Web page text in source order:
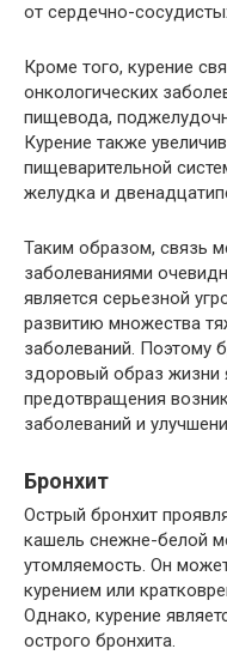
от сердечно-
Кроме того, курение
онкологических
пищевода,
Курение также
пищеварительной
желудка и
Таким образом, связь
заболеваниями
является серьезной
развитию множества
заболеваний. Поэтому
здоровый образ жизни
предотвращения
заболеваний и
Бронхит
Острый бронхит
кашель снежне-белой
утомляемость. Он
курением или
Однако, курение
острого бронхита.